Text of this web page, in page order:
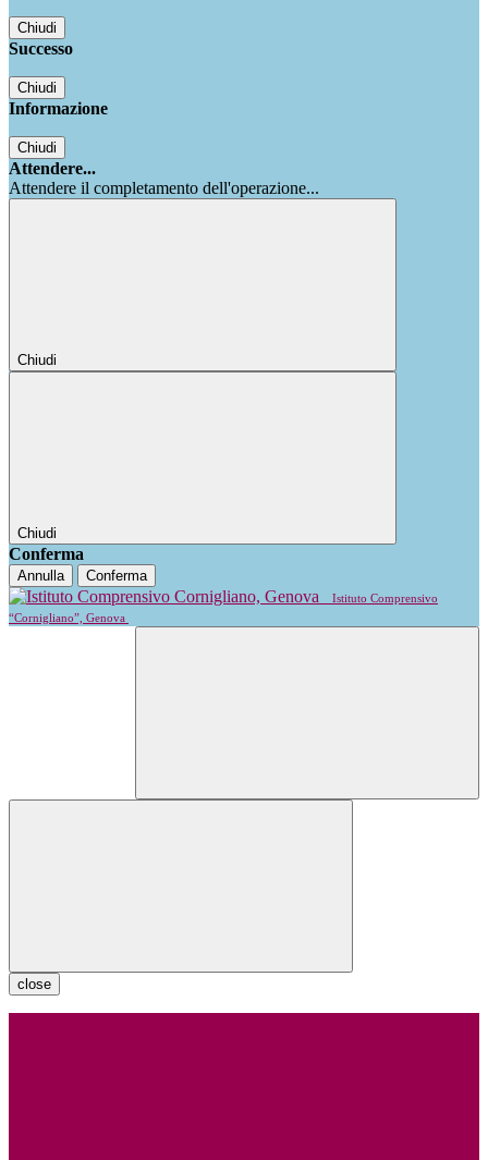
Chiudi
Successo
Chiudi
Informazione
Chiudi
Attendere...
Attendere il completamento dell'operazione...
Chiudi
Chiudi
Conferma
Annulla Conferma
Istituto Comprensivo
“Cornigliano”, Genova
close